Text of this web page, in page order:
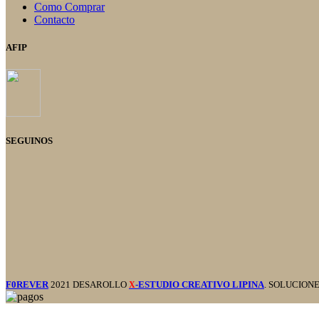
Como Comprar
Contacto
AFIP
SEGUINOS
F0REVER 2021 DESAROLLO X-ESTUDIO CREATIVO LIPINA.